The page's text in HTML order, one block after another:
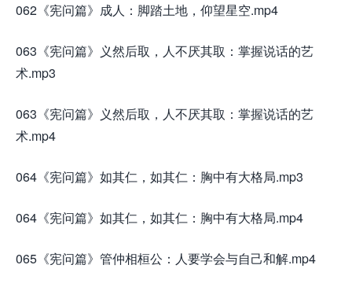
062《宪问篇》成人：脚踏土地，仰望星空.mp4
063《宪问篇》义然后取，人不厌其取：掌握说话的艺
术.mp3
063《宪问篇》义然后取，人不厌其取：掌握说话的艺
术.mp4
064《宪问篇》如其仁，如其仁：胸中有大格局.mp3
064《宪问篇》如其仁，如其仁：胸中有大格局.mp4
065《宪问篇》管仲相桓公：人要学会与自己和解.mp4